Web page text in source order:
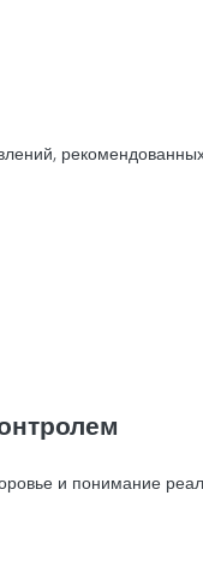
и понимание